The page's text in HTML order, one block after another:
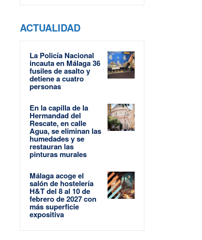
ACTUALIDAD
La Policía Nacional
incauta en Málaga 36
fusiles de asalto y
detiene a cuatro
personas
En la capilla de la
Hermandad del
Rescate, en calle
Agua, se eliminan las
humedades y se
restauran las
pinturas murales
Málaga acoge el
salón de hostelería
H&T del 8 al 10 de
febrero de 2027 con
más superficie
expositiva